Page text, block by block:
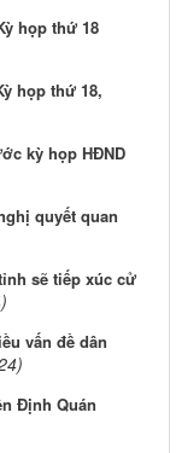
họp thứ 18
họp thứ 18,
kỳ họp HĐND
quyết quan
sẽ tiếp xúc cử
vấn đề dân
Định Quán